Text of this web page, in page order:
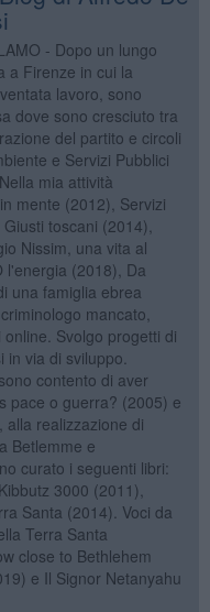
- Dopo un lungo
a Firenze in cui la
lavoro, sono
dove sono cresciuto tra
del partito e circoli
e Servizi Pubblici
mia attività
mente (2012), Servizi
toscani (2014),
Nissim, una vita al
l'energia (2018), Da
una famiglia ebrea
mancato,
Svolgo progetti di
via di sviluppo.
contento di aver
pace o guerra? (2005) e
alla realizzazione di
Betlemme e
curato i seguenti libri:
3000 (2011),
Santa (2014). Voci da
Terra Santa
close to Bethlehem
e Il Signor Netanyahu